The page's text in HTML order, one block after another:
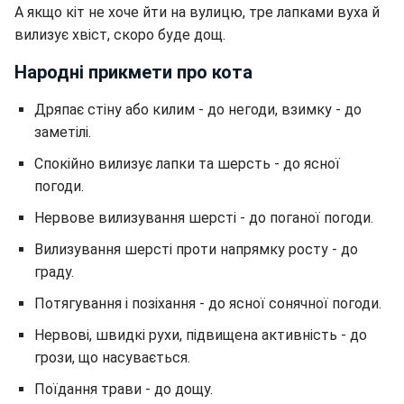
А якщо кіт не хоче йти на вулицю, тре лапками вуха й
вилизує хвіст, скоро буде дощ.
Народні прикмети про кота
Дряпає стіну або килим - до негоди, взимку - до
заметілі.
Спокійно вилизує лапки та шерсть - до ясної
погоди.
Нервове вилизування шерсті - до поганої погоди.
Вилизування шерсті проти напрямку росту - до
граду.
Потягування і позіхання - до ясної сонячної погоди.
Нервові, швидкі рухи, підвищена активність - до
грози, що насувається.
Поїдання трави - до дощу.